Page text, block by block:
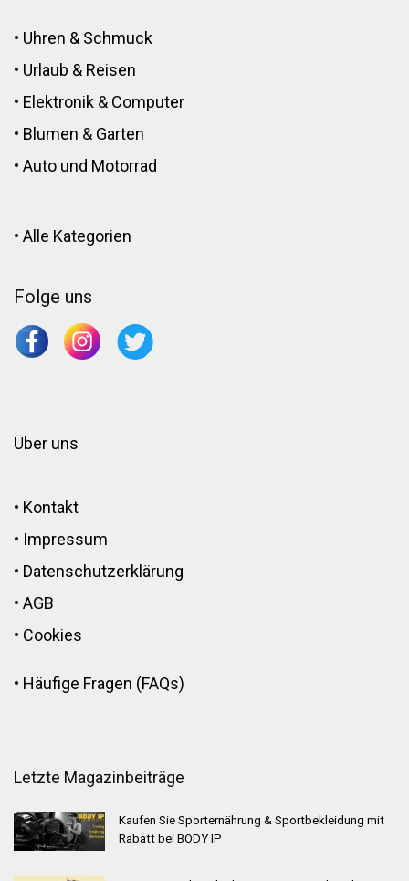
• Uhren & Schmuck
• Urlaub & Reisen
• Elektronik & Computer
• Blumen & Garten
• Auto und Motorrad
• Alle Kategorien
Folge uns
Über uns
• Kontakt
• Impressum
• Datenschutzerklärung
• AGB
• Cookies
• Häufige Fragen (FAQs)
Letzte Magazinbeiträge
Kaufen Sie Sporternährung & Sportbekleidung mit
Rabatt bei BODY IP